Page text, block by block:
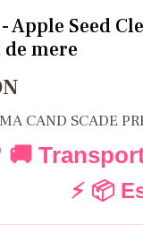
Apple Seed
mere
CAND SCADE
🚚
⚡ 📦